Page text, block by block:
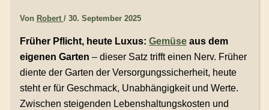
Von Robert / 30. September 2025
Früher Pflicht, heute Luxus: Gemüseaus dem
eigenen Garten – dieser Satz trifft einen Nerv. Früher
diente der Garten der Versorgungssicherheit, heute
steht er für Geschmack, Unabhängigkeit und Werte.
Zwischen steigenden Lebenshaltungskosten und